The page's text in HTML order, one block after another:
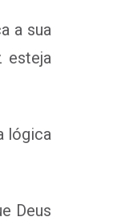
a sua
esteja
lógica
Deus